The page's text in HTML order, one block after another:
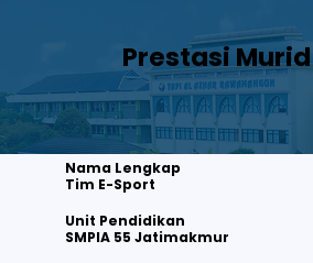
Tim E-Sport
Prestasi Murid
Nama Lengkap
Tim E-Sport
Unit Pendidikan
SMPIA 55 Jatimakmur